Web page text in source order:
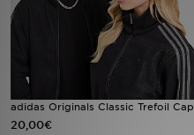
adidas Originals Classic Trefoil Cap
20,00€
JD Exklusives